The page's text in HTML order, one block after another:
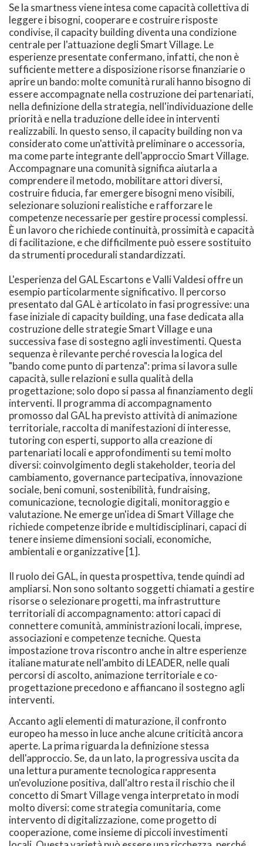
Se la smartness viene intesa come capacità collettiva di
leggere i bisogni, cooperare e costruire risposte
condivise, il capacity building diventa una condizione
centrale per l'attuazione degli Smart Village. Le
esperienze presentate confermano, infatti, che non è
sufficiente mettere a disposizione risorse finanziarie o
aprire un bando: molte comunità rurali hanno bisogno di
essere accompagnate nella costruzione dei partenariati,
nella definizione della strategia, nell'individuazione delle
priorità e nella traduzione delle idee in interventi
realizzabili. In questo senso, il capacity building non va
considerato come un'attività preliminare o accessoria,
ma come parte integrante dell'approccio Smart Village.
Accompagnare una comunità significa aiutarla a
comprendere il metodo, mobilitare attori diversi,
costruire fiducia, far emergere bisogni meno visibili,
selezionare soluzioni realistiche e rafforzare le
competenze necessarie per gestire processi complessi.
È un lavoro che richiede continuità, prossimità e capacità
di facilitazione, e che difficilmente può essere sostituito
da strumenti procedurali standardizzati.
L'esperienza del GAL Escartons e Valli Valdesi offre un
esempio particolarmente significativo. Il percorso
presentato dal GAL è articolato in fasi progressive: una
fase iniziale di capacity building, una fase dedicata alla
costruzione delle strategie Smart Village e una
successiva fase di sostegno agli investimenti. Questa
sequenza è rilevante perché rovescia la logica del
"bando come punto di partenza": prima si lavora sulle
capacità, sulle relazioni e sulla qualità della
progettazione; solo dopo si passa al finanziamento degli
interventi. Il programma di accompagnamento
promosso dal GAL ha previsto attività di animazione
territoriale, raccolta di manifestazioni di interesse,
tutoring con esperti, supporto alla creazione di
partenariati locali e approfondimenti su temi molto
diversi: coinvolgimento degli stakeholder, teoria del
cambiamento, governance partecipativa, innovazione
sociale, beni comuni, sostenibilità, fundraising,
comunicazione, tecnologie digitali, monitoraggio e
valutazione. Ne emerge un'idea di Smart Village che
richiede competenze ibride e multidisciplinari, capaci di
tenere insieme dimensioni sociali, economiche,
ambientali e organizzative [1].
Il ruolo dei GAL, in questa prospettiva, tende quindi ad
ampliarsi. Non sono soltanto soggetti chiamati a gestire
risorse o selezionare progetti, ma infrastrutture
territoriali di accompagnamento: attori capaci di
connettere comunità, amministrazioni locali, imprese,
associazioni e competenze tecniche. Questa
impostazione trova riscontro anche in altre esperienze
italiane maturate nell'ambito di LEADER, nelle quali
percorsi di ascolto, animazione territoriale e co-
progettazione precedono e affiancano il sostegno agli
interventi.
Accanto agli elementi di maturazione, il confronto
europeo ha messo in luce anche alcune criticità ancora
aperte. La prima riguarda la definizione stessa
dell'approccio. Se, da un lato, la progressiva uscita da
una lettura puramente tecnologica rappresenta
un'evoluzione positiva, dall'altro resta il rischio che il
concetto di Smart Village venga interpretato in modi
molto diversi: come strategia comunitaria, come
intervento di digitalizzazione, come progetto di
cooperazione, come insieme di piccoli investimenti